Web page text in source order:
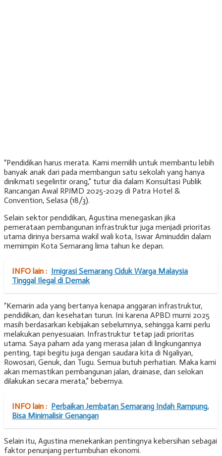
“Pendidikan harus merata. Kami memilih untuk membantu lebih
banyak anak dari pada membangun satu sekolah yang hanya
dinikmati segelintir orang,” tutur dia dalam Konsultasi Publik
Rancangan Awal RPJMD 2025-2029 di Patra Hotel &
Convention, Selasa (18/3).
Selain sektor pendidikan, Agustina menegaskan jika
pemerataan pembangunan infrastruktur juga menjadi prioritas
utama dirinya bersama wakil wali kota, Iswar Aminuddin dalam
memimpin Kota Semarang lima tahun ke depan.
INFO lain : Imigrasi Semarang Ciduk Warga Malaysia
Tinggal Ilegal di Demak
“Kemarin ada yang bertanya kenapa anggaran infrastruktur,
pendidikan, dan kesehatan turun. Ini karena APBD murni 2025
masih berdasarkan kebijakan sebelumnya, sehingga kami perlu
melakukan penyesuaian. Infrastruktur tetap jadi prioritas
utama. Saya paham ada yang merasa jalan di lingkungannya
penting, tapi begitu juga dengan saudara kita di Ngaliyan,
Rowosari, Genuk, dan Tugu. Semua butuh perhatian. Maka kami
akan memastikan pembangunan jalan, drainase, dan selokan
dilakukan secara merata,” bebernya.
INFO lain : Perbaikan Jembatan Semarang Indah Rampung,
Bisa Minimalisir Genangan
Selain itu, Agustina menekankan pentingnya kebersihan sebagai
faktor penunjang pertumbuhan ekonomi.